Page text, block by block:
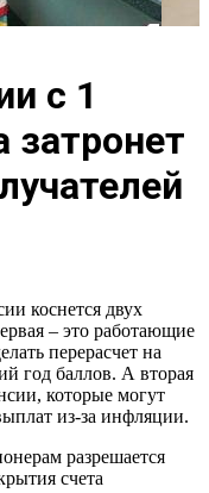
с 1
затронет
коснется двух
– это работающие
перерасчет на
год баллов. А вторая
которые могут
из-за инфляции.
разрешается
счета